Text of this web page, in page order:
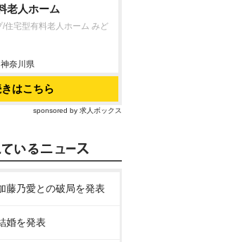
老人ホーム
住宅型有料老人ホーム みど
奈川県
はこちら
sponsored by 求人ボックス
藤乃愛との破局を発表
婚を発表